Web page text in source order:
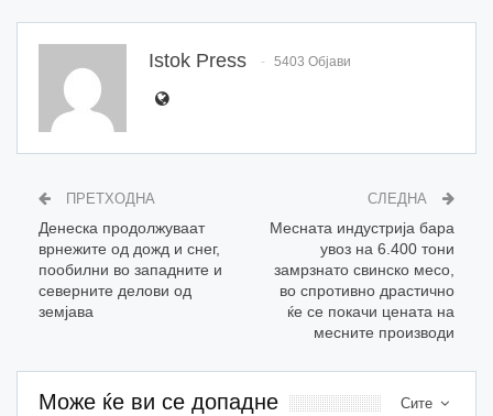
Istok Press 5403 Објави
ПРЕТХОДНА
Денеска продолжуваат
врнежите од дожд и снег,
пообилни во западните и
северните делови од
земјава
СЛЕДНА
Месната индустрија бара
увоз на 6.400 тони
замрзнато свинско месо,
во спротивно драстично
ќе се покачи цената на
месните производи
Сите
Може ќе ви се допадне